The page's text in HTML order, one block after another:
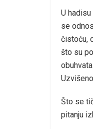
U
se
čistoću,
što su
Što se
pitanju